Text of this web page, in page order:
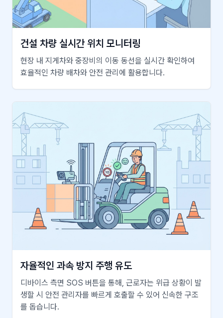
건설 차량 실시간 위치 모니터링
현장 내 지게차와 중장비의 이동 동선을 실시간 확인하여
효율적인 차량 배차와 안전 관리에 활용합니다.
자율적인 과속 방지 주행 유도
디바이스 측면 SOS 버튼을 통해, 근로자는 위급 상황이 발
생할 시 안전 관리자를 빠르게 호출할 수 있어 신속한 구조
를 돕습니다.